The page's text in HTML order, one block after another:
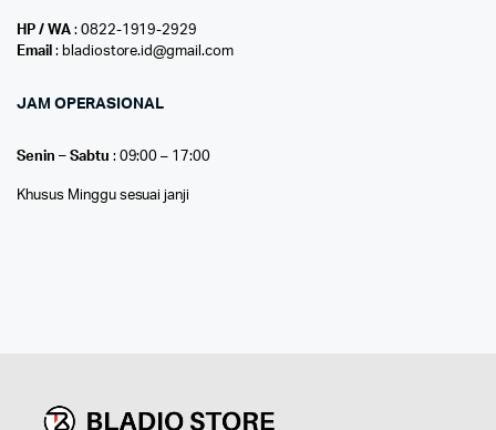
HP / WA: 0822-1919-2929
Email : bladiostore.id@gmail.com
JAM OPERASIONAL
Senin – Sabtu : 09:00 – 17:00
Khusus Minggu sesuai janji